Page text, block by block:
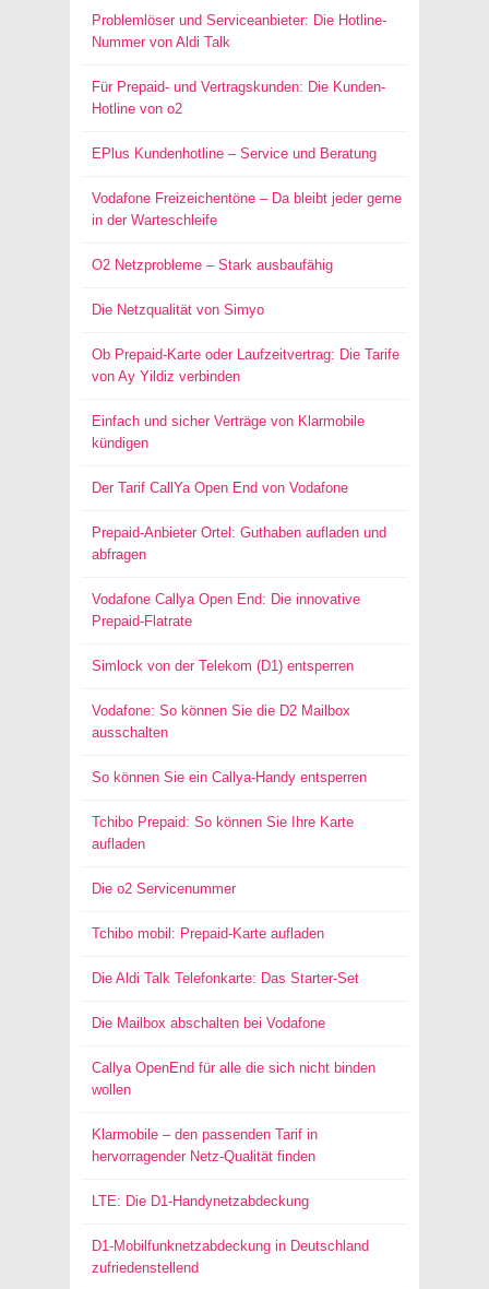
Problemlöser und Serviceanbieter: Die Hotline-
Nummer von Aldi Talk
Für Prepaid- und Vertragskunden: Die Kunden-
Hotline von o2
EPlus Kundenhotline – Service und Beratung
Vodafone Freizeichentöne – Da bleibt jeder gerne
in der Warteschleife
O2 Netzprobleme – Stark ausbaufähig
Die Netzqualität von Simyo
Ob Prepaid-Karte oder Laufzeitvertrag: Die Tarife
von Ay Yildiz verbinden
Einfach und sicher Verträge von Klarmobile
kündigen
Der Tarif CallYa Open End von Vodafone
Prepaid-Anbieter Ortel: Guthaben aufladen und
abfragen
Vodafone Callya Open End: Die innovative
Prepaid-Flatrate
Simlock von der Telekom (D1) entsperren
Vodafone: So können Sie die D2 Mailbox
ausschalten
So können Sie ein Callya-Handy entsperren
Tchibo Prepaid: So können Sie Ihre Karte
aufladen
Die o2 Servicenummer
Tchibo mobil: Prepaid-Karte aufladen
Die Aldi Talk Telefonkarte: Das Starter-Set
Die Mailbox abschalten bei Vodafone
Callya OpenEnd für alle die sich nicht binden
wollen
Klarmobile – den passenden Tarif in
hervorragender Netz-Qualität finden
LTE: Die D1-Handynetzabdeckung
D1-Mobilfunknetzabdeckung in Deutschland
zufriedenstellend